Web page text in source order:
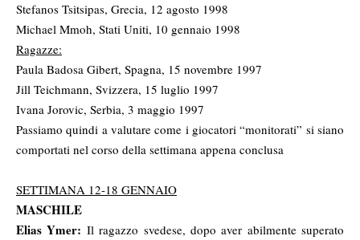
Stefanos Tsitsipas, Grecia, 12 agosto 1998
Michael Mmoh, Stati Uniti, 10 gennaio 1998
Ragazze:
Paula Badosa Gibert, Spagna, 15 novembre 1997
Jill Teichmann, Svizzera, 15 luglio 1997
Ivana Jorovic, Serbia, 3 maggio 1997
Passiamo quindi a valutare come i giocatori “monitorati” si siano
comportati nel corso della settimana appena conclusa
SETTIMANA 12-18 GENNAIO
MASCHILE
Elias Ymer: Il ragazzo svedese, dopo aver abilmente superato